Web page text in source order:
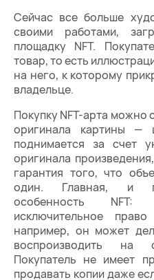
Сейчас все больше
своими работами,
площадку NFT.
товар, то есть
на него, к которому
владельце.
Покупку NFT-арта можно
оригинала картины —
поднимается за счет
оригинала
гарантия того, что
один. Главная, и
особенность NFT:
исключительное
например, он может
воспроизводить на
Покупатель не имеет
продавать копии даже